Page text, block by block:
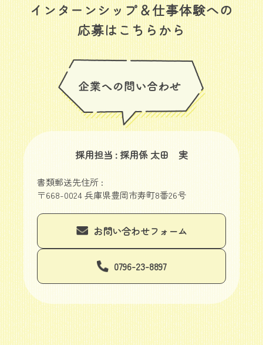
インターンシップ＆仕事体験への
応募はこちらから
採用担当 : 採用係 太田 実
書類郵送先住所 :
〒668-0024 兵庫県豊岡市寿町8番26号
お問い合わせフォーム
0796-23-8897